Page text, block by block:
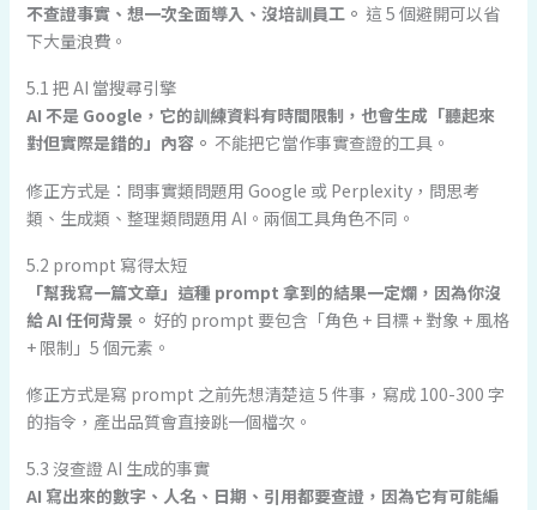
不查證事實、想一次全面導入、沒培訓員工。 這 5 個避開可以省
下大量浪費。
5.1 把 AI 當搜尋引擎
AI 不是 Google，它的訓練資料有時間限制，也會生成「聽起來
對但實際是錯的」內容。 不能把它當作事實查證的工具。
修正方式是：問事實類問題用 Google 或 Perplexity，問思考
類、生成類、整理類問題用 AI。兩個工具角色不同。
5.2 prompt 寫得太短
「幫我寫一篇文章」這種 prompt 拿到的結果一定爛，因為你沒
給 AI 任何背景。 好的 prompt 要包含「角色 + 目標 + 對象 + 風格
+ 限制」5 個元素。
修正方式是寫 prompt 之前先想清楚這 5 件事，寫成 100-300 字
的指令，產出品質會直接跳一個檔次。
5.3 沒查證 AI 生成的事實
AI 寫出來的數字、人名、日期、引用都要查證，因為它有可能編